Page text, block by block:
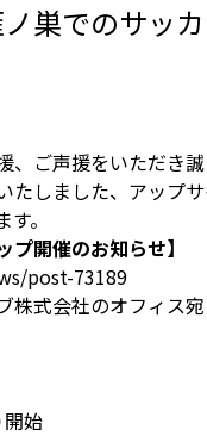
巣でのサッ
、ご声援をいただき
たしました、アップ
。
プ開催のお知らせ】
post-73189
株式会社のオフィス
開始